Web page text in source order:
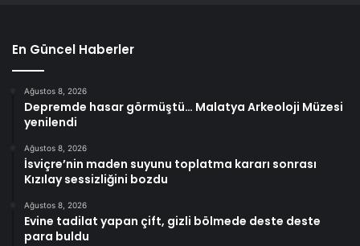
En Güncel Haberler
Ağustos 8, 2026
Depremde hasar görmüştü… Malatya Arkeoloji Müzesi
yenilendi
Ağustos 8, 2026
İsviçre’nin maden suyunu toplatma kararı sonrası
Kızılay sessizliğini bozdu
Ağustos 8, 2026
Evine tadilat yapan çift, gizli bölmede deste deste
para buldu